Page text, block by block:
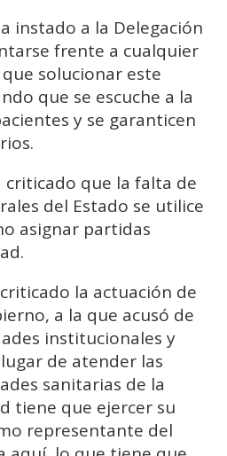
instado a la Delegación
frente a cualquier
solucionar este
que se escuche a la
y se garanticen
criticado que la falta de
del Estado se utilice
asignar partidas
la actuación de
a la que acusó de
institucionales y
de atender las
sanitarias de la
tiene que ejercer su
representante del